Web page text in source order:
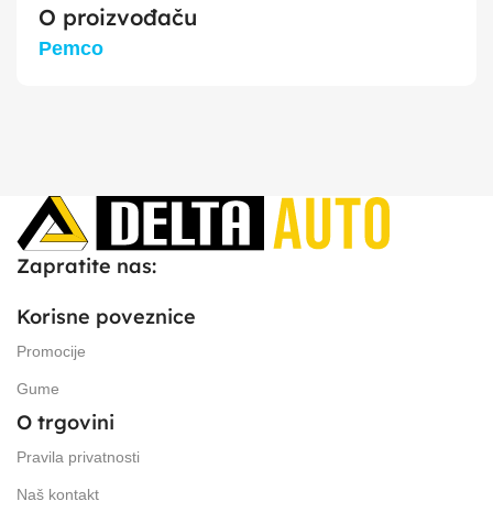
O proizvođaču
Pemco
Zapratite nas:
Korisne poveznice
Promocije
Gume
O trgovini
Pravila privatnosti
Naš kontakt